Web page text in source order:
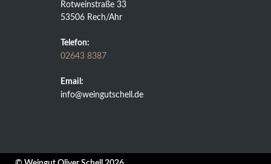
Rotweinstraße 33
53506 Rech/Ahr
Telefon:
02643 8387
Email:
info@weingutschell.de